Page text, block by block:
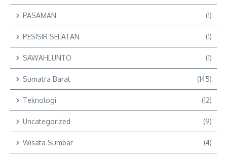
PASAMAN (1)
PESISIR SELATAN (1)
SAWAHLUNTO (1)
Sumatra Barat (145)
Teknologi (12)
Uncategorized (9)
Wisata Sumbar (4)